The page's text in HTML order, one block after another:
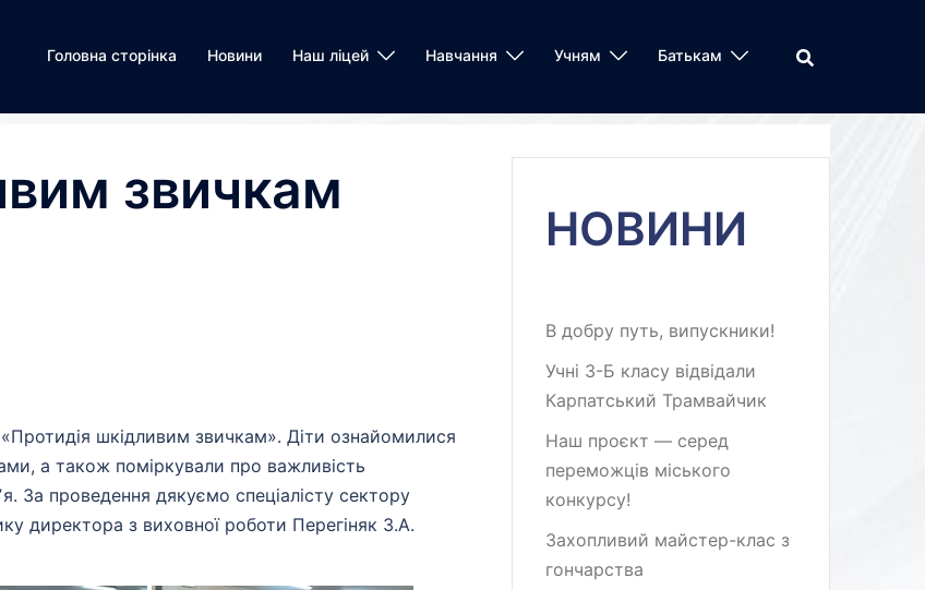
Головна сторінка Новини Наш ліцей Навчання Учням Батькам
звичкам
шкідливим звичкам». Діти ознайомилися
а також поміркували про важливість
За проведення дякуємо спеціалісту сектору
директора з виховної роботи Перегіняк З.А.
НОВИНИ
В добру путь, випускники!
Учні 3-Б класу відвідали
Карпатський Трамвайчик
Наш проєкт — серед
переможців міського
конкурсу!
Захопливий майстер-клас з
гончарства